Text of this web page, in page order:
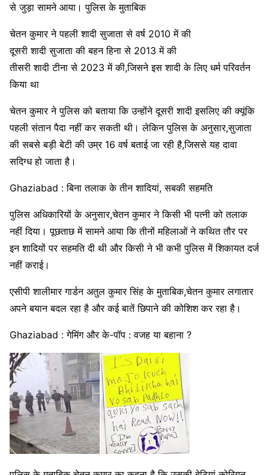
से जुड़ा सामने आया। पुलिस के मुताबिक
चेतन कुमार ने पहली शादी सुजाता से वर्ष 2010 में की
दूसरी शादी सुजाता की बहन हिना से 2013 में की
तीसरी शादी टीना से 2023 में की,जिसने इस शादी के लिए धर्म परिवर्तन
किया था
चेतन कुमार ने पुलिस को बताया कि उन्होंने दूसरी शादी इसलिए की क्यूंकि
पहली संतान पैदा नहीं कर सकती थी। लेकिन पुलिस के अनुसार,सुजाता
की सबसे बड़ी बेटी की उम्र 16 वर्ष बताई जा रही है,जिससे यह दावा
सदिग्ध हो जाता है।
Ghaziabad : बिना तलाक के तीन शादियां, सबकी सहमति
पुलिस अधिकारियों के अनुसार,चेतन कुमार ने किसी भी पत्नी को तलाक
नहीं दिया। पूछताछ में सामने आया कि तीनों महिलाओं ने कथित तौर पर
इन शादियों पर सहमति दी थी और किसी ने भी कभी पुलिस में शिकायत दर्ज
नहीं कराई।
एसीपी शालीमार गार्डन अतुल कुमार सिंह के मुताबिक,चेतन कुमार लगातार
अपने बयान बदल रहा है और कई बातें छिपाने की कोशिश कर रहा है।
Ghaziabad : गेमिंग और के-पॉप : वजह या बहाना ?